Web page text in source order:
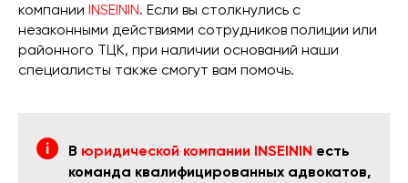
компании INSEININ. Если вы столкнулись с
незаконными действиями сотрудников полиции или
районного ТЦК, при наличии оснований наши
специалисты также смогут вам помочь.
В юридической компании INSEININ есть
команда квалифицированных адвокатов,